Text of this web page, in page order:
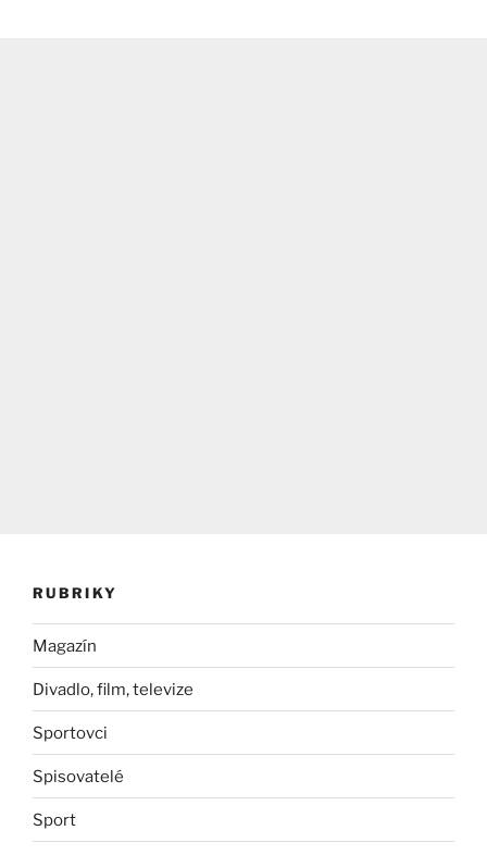
RUBRIKY
Magazín
Divadlo, film, televize
Sportovci
Spisovatelé
Sport